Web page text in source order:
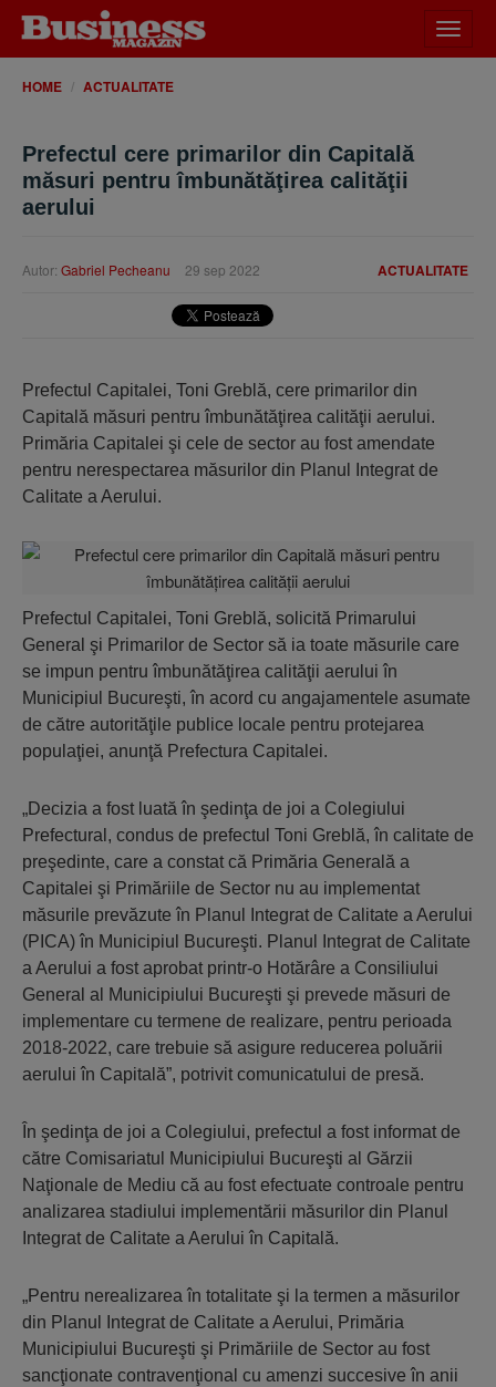
meniu
HOME ACTUALITATE
Prefectul cere primarilor din Capitală
măsuri pentru îmbunătăţirea calităţii
aerului
ACTUALITATE
Autor: Gabriel Pecheanu 29 sep 2022
Prefectul Capitalei, Toni Greblă, cere primarilor din
Capitală măsuri pentru îmbunătăţirea calităţii aerului.
Primăria Capitalei şi cele de sector au fost amendate
pentru nerespectarea măsurilor din Planul Integrat de
Calitate a Aerului.
Prefectul Capitalei, Toni Greblă, solicită Primarului
General şi Primarilor de Sector să ia toate măsurile care
se impun pentru îmbunătăţirea calităţii aerului în
Municipiul Bucureşti, în acord cu angajamentele asumate
de către autorităţile publice locale pentru protejarea
populaţiei, anunţă Prefectura Capitalei.
„Decizia a fost luată în şedinţa de joi a Colegiului
Prefectural, condus de prefectul Toni Greblă, în calitate de
preşedinte, care a constat că Primăria Generală a
Capitalei şi Primăriile de Sector nu au implementat
măsurile prevăzute în Planul Integrat de Calitate a Aerului
(PICA) în Municipiul Bucureşti. Planul Integrat de Calitate
a Aerului a fost aprobat printr-o Hotărâre a Consiliului
General al Municipiului Bucureşti şi prevede măsuri de
implementare cu termene de realizare, pentru perioada
2018-2022, care trebuie să asigure reducerea poluării
aerului în Capitală”, potrivit comunicatului de presă.
În şedinţa de joi a Colegiului, prefectul a fost informat de
către Comisariatul Municipiului Bucureşti al Gărzii
Naţionale de Mediu că au fost efectuate controale pentru
analizarea stadiului implementării măsurilor din Planul
Integrat de Calitate a Aerului în Capitală.
„Pentru nerealizarea în totalitate şi la termen a măsurilor
din Planul Integrat de Calitate a Aerului, Primăria
Municipiului Bucureşti şi Primăriile de Sector au fost
sancţionate contravenţional cu amenzi succesive în anii